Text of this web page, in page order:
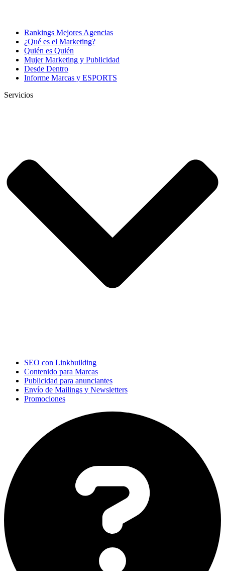
Rankings Mejores Agencias
¿Qué es el Marketing?
Quién es Quién
Mujer Marketing y Publicidad
Desde Dentro
Informe Marcas y ESPORTS
Servicios
SEO con Linkbuilding
Contenido para Marcas
Publicidad para anunciantes
Envío de Mailings y Newsletters
Promociones